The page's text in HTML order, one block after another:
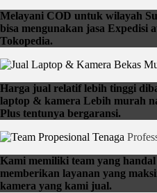
Melayani COD untuk wilayah
bisa mengunakan jasa Expedisi
Tokopedia.
Harga jual relatif lebih tinggi
laptop & kamera Lebih murah
Plus tentunya bergaransi.
Tenaga
Kami memiliki team yang
memberikan layanan yang
kamera yang kami jual.